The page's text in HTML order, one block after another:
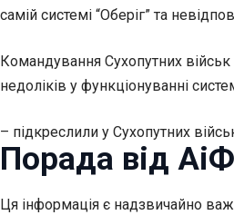
самій системі “Оберіг” та
Командування Сухопутних
недоліків у функціонуванні
– підкреслили у Сухопутних
Порада від
Ця інформація є надзвичайно